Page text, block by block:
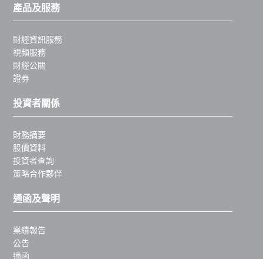
產品及服務
財經資訊服務
視頻服務
財經公關
證劵
投資者關係
財務摘要
股價資料
投資者查詢
策略合作夥伴
通函及聲明
業績報告
公告
通函